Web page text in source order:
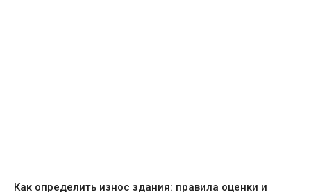
Как определить износ здания: правила оценки и